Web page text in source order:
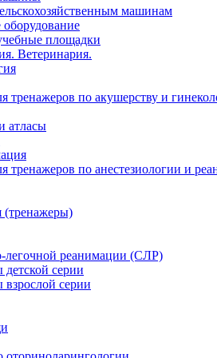
машинам
площадки
Ветеринария.
тренажеров по акушерству и
атласы
тренажеров по анестезиологии и
(тренажеры)
легочной реанимации (СЛР)
серии
серии